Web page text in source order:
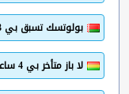
بولوتسك تسبق بي 3 ساعات
لا باز متأخر بي 4 ساعات